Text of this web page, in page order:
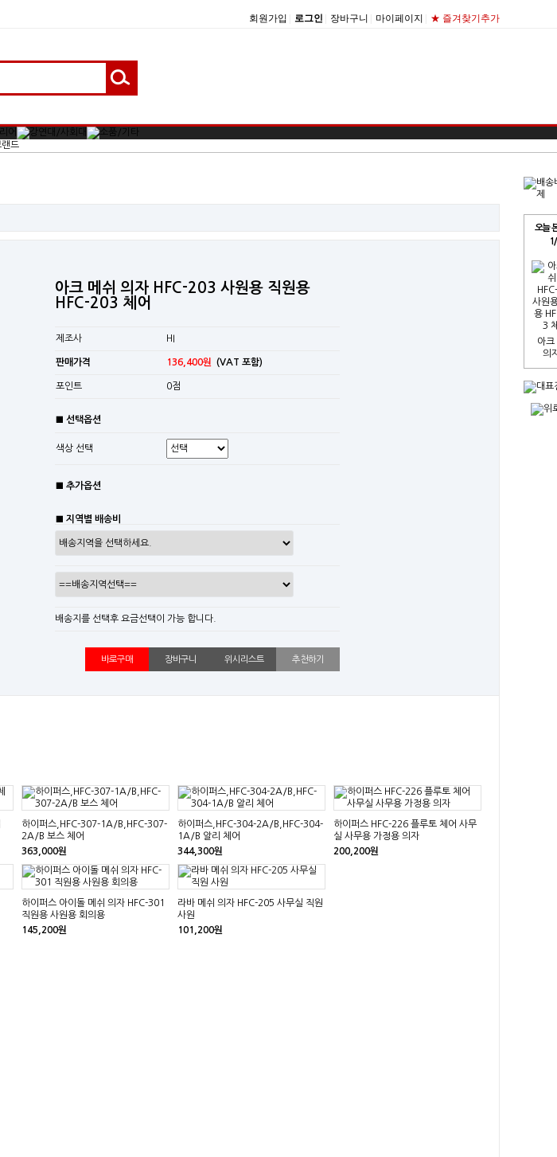
회원가입 로그인 장바구니 마이페이지 ★ 즐겨찾기추가
오늘
아크
의
아크 메쉬 의자 HFC-203 사원용 직원용
HFC-203 체어
제조사 HI
판매가격 136,400원 (VAT 포함)
포인트 0점
■ 선택옵션
색상 선택
■ 추가옵션
■ 지역별 배송비
배송지를 선택후 요금선택이 가능 합니다.
위시리스트 추천하기
하이퍼스,HFC-307-1A/B,HFC-307-
2A/B 보스 체어
363,000원
하이퍼스,HFC-304-2A/B,HFC-304-
1A/B 알리 체어
344,300원
하이퍼스 HFC-226 플루토 체어 사무
실 사무용 가정용 의자
200,200원
하이퍼스 아이돌 메쉬 의자 HFC-301
직원용 사원용 회의용
145,200원
라바 메쉬 의자 HFC-205 사무실 직원
사원
101,200원